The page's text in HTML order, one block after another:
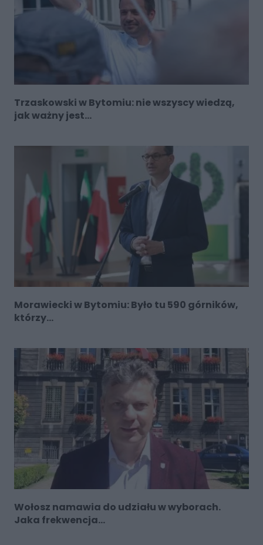
Trzaskowski w Bytomiu: nie wszyscy wiedzą,
jak ważny jest...
Morawiecki w Bytomiu: Było tu 590 górników,
którzy...
Wołosz namawia do udziału w wyborach.
Jaka frekwencja...